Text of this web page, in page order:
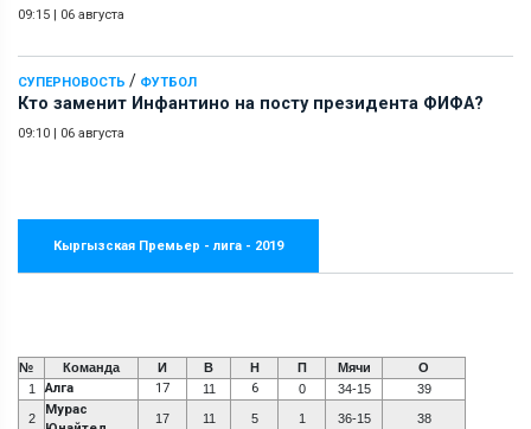
09:15 | 06 августа
СУПЕРНОВОСТЬ / ФУТБОЛ
Кто заменит Инфантино на посту президента ФИФА?
09:10 | 06 августа
Кыргызская Премьер - лига - 2019
№ Команда И В Н П Мячи
О
1
Алга 17 11 6 0 34-15 39
2
Мурас
17 11 5 1 36-15 38